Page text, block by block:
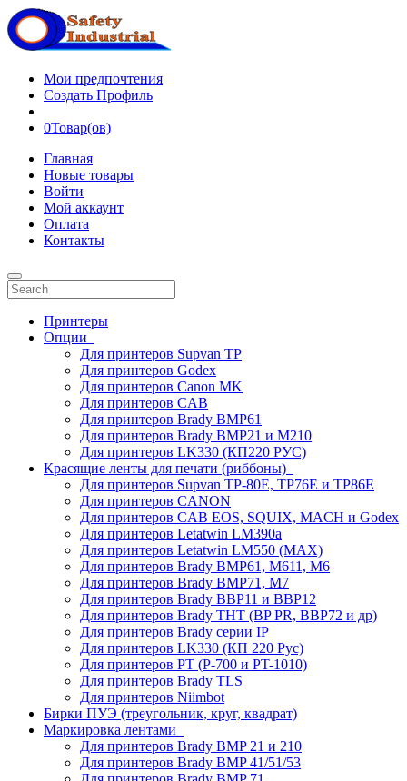
Мои предпочтения
Создать Профиль
0Товар(ов)
Главная
Новые товары
Войти
Мой аккаунт
Оплата
Контакты
Принтеры
Опции
Для принтеров Supvan TP
Для принтеров Godex
Для принтеров Canon MK
Для принтеров CAB
Для принтеров Brady BMP61
Для принтеров Brady BMP21 и M210
Для принтеров LK330 (КП220 РУС)
Красящие ленты для печати (риббоны)
Для принтеров Supvan TP-80E, TP76E и TP86E
Для принтеров CANON
Для принтеров CAB EOS, SQUIX, MACH и Godex
Для принтеров Letatwin LM390a
Для принтеров Letatwin LM550 (MAX)
Для принтеров Brady BMP61, M611, M6
Для принтеров Brady BMP71, M7
Для принтеров Brady BBP11 и BBP12
Для принтеров Brady THT (BP PR, BBP72 и др)
Для принтеров Brady серии IP
Для принтеров LK330 (КП 220 Рус)
Для принтеров PT (P-700 и PT-1010)
Для принтеров Brady TLS
Для принтеров Niimbot
Бирки ПУЭ (треугольник, круг, квадрат)
Маркировка лентами
Для принтеров Brady BMP 21 и 210
Для принтеров Brady BMP 41/51/53